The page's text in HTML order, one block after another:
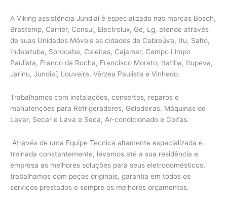
A Viking assistência Jundiaí é especializada nas marcas Bosch,
Brastemp, Carrier, Consul, Electrolux, Ge, Lg, atende através
de suas Unidades Móveis as cidades de Cabreúva, Itu, Salto,
Indaiatuba, Sorocaba, Caieiras, Cajamar, Campo Limpo
Paulista, Franco da Rocha, Francisco Morato, Itatiba, Itupeva,
Jarinu, Jundiaí, Louveira, Várzea Paulista e Vinhedo.
Trabalhamos com instalações, consertos, reparos e
manutenções para Refrigeradores, Geladeiras, Máquinas de
Lavar, Secar e Lava e Seca, Ar-condicionado e Coifas.
Através de uma Equipe Técnica altamente especializada e
treinada constantemente, levamos até a sua residência e
empresa as melhores soluções para seus eletrodomésticos,
trabalhamos com peças originais, garantia em todos os
serviços prestados e sempre os melhores orçamentos.